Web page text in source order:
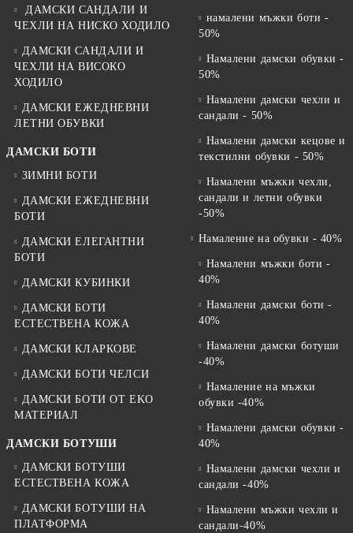
ДАМСКИ САНДАЛИ И
ЧЕХЛИ НА НИСКО ХОДИЛО
ДАМСКИ САНДАЛИ И
ЧЕХЛИ НА ВИСОКО
ХОДИЛО
ДАМСКИ ЕЖЕДНЕВНИ
ЛЕТНИ ОБУВКИ
ДАМСКИ БОТИ
ЗИМНИ БОТИ
ДАМСКИ ЕЖЕДНЕВНИ
БОТИ
ДАМСКИ ЕЛЕГАНТНИ
БОТИ
ДАМСКИ КУБИНКИ
ДАМСКИ БОТИ
ЕСТЕСТВЕНА КОЖА
ДАМСКИ КЛАРКОВЕ
ДАМСКИ БОТИ ЧЕЛСИ
ДАМСКИ БОТИ ОТ EKO
МАТЕРИАЛ
ДАМСКИ БОТУШИ
ДАМСКИ БОТУШИ
ЕСТЕСТВЕНА КОЖА
ДАМСКИ БОТУШИ НА
ПЛАТФОРМА
намалени мъжки боти -
50%
Намалени дамски обувки -
50%
Намалени дамски чехли и
сандали - 50%
Намалени дамски кецове и
текстилни обувки - 50%
Намалени мъжки чехли,
сандали и летни обувки
-50%
Намаление на обувки - 40%
Намалени мъжки боти -
40%
Намалени дамски боти -
40%
Намалени дамски ботуши
-40%
Намаление на мъжки
обувки -40%
Намалени дамски обувки -
40%
Намалени дамски чехли и
сандали -40%
Намалени мъжки чехли и
сандали-40%